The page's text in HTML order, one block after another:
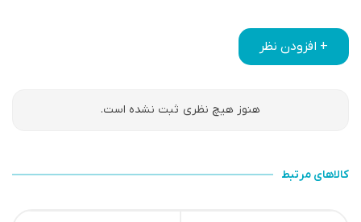
+ افزودن نظر
هنوز هیچ نظری ثبت نشده است.
کالاهای مرتبط